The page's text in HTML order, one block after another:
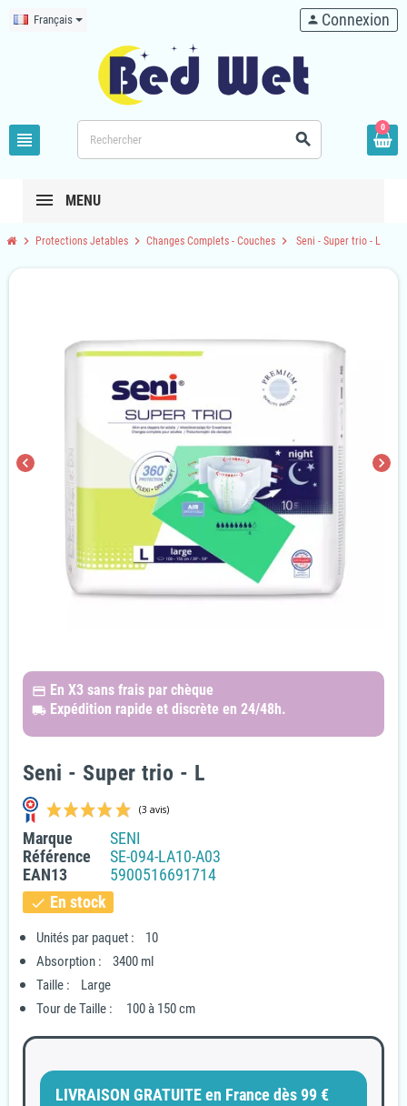
Français
view_headline search
person Connexion
0
MENU
chevron_right Protections Jetables chevron_right Changes Complets - Couches chevron_right Seni - Super trio - L
chevron_left chevron_right
paymentsEn X3 sans frais par chèque
local_shipping Expédition rapide et discrète en 24/48h.
Seni - Super trio - L
Marque
SENI
Référence
SE-094-LA10-A03
EAN13
5900516691714
check En stock
Unités par paquet : 10
Absorption : 3400 ml
Taille : Large
Tour de Taille : 100 à 150 cm
LIVRAISON GRATUITE en France dès 99 €